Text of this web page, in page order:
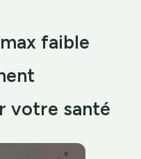
faible
votre santé